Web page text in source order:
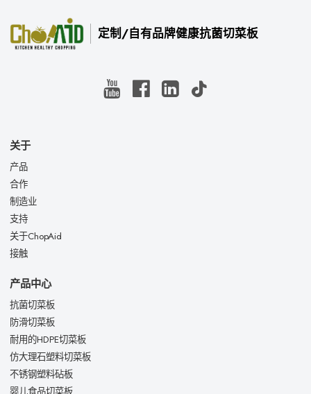
定制/自有品牌健康抗菌切菜板
关于
产品
合作
制造业
支持
关于ChopAid
接触
产品中心
抗菌切菜板
防滑切菜板
耐用的HDPE切菜板
仿大理石塑料切菜板
不锈钢塑料砧板